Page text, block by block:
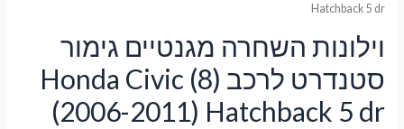
Hatchback 5 dr
וילונות השחרה מגנטיים גימור
סטנדרט לרכב Honda Civic (8)
(2006-2011) Hatchback 5 dr